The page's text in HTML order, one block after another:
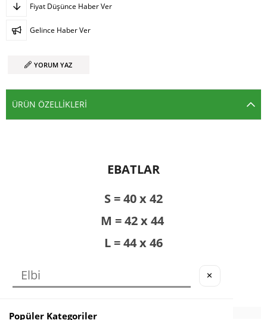
Fiyat Düşünce Haber Ver
Gelince Haber Ver
YORUM YAZ
ÜRÜN ÖZELLIKLERI
EBATLAR
S = 40 x 42
M = 42 x 44
L = 44 x 46
✕
Popüler Kategoriler